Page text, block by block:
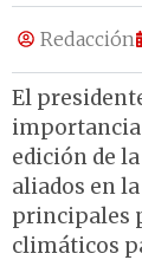
Redacción
El
importancia
edición de
aliados en
principales
climáticos